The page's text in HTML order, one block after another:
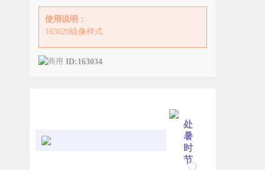
使用说明：
163020镜像样式
ID:163034
处
暑
时
节